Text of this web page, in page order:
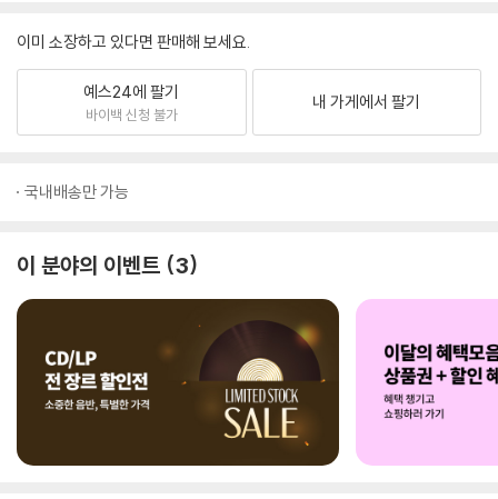
이미 소장하고 있다면 판매해 보세요.
예스24에 팔기
바이백 신청 불가
내 가게에서 팔기
국내배송만 가능
이 분야의 이벤트 3